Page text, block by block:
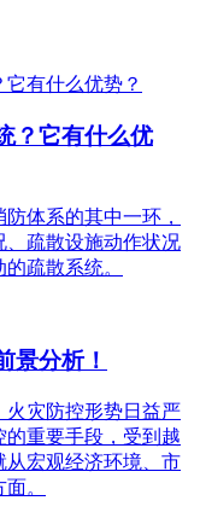
？它有什么优
体系的其中一环，
、疏散设施动作状况
疏散系统。
景分析！
火灾防控形势日益严
重要手段，受到越
从宏观经济环境、市
。